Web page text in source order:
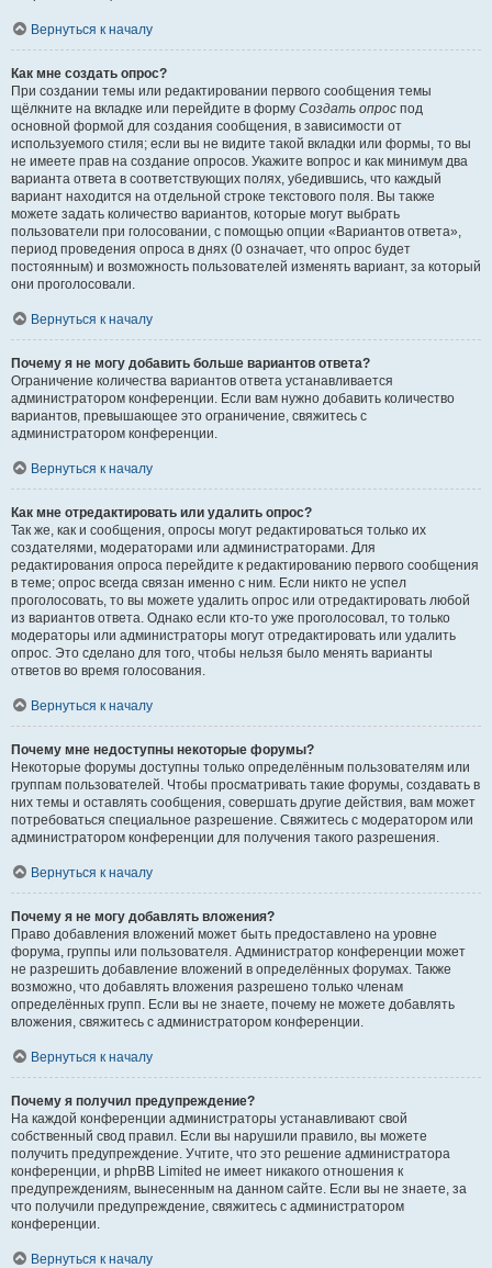
Вернуться к началу
Как мне создать опрос?
При создании темы или редактировании первого сообщения темы
щёлкните на вкладке или перейдите в форму Создать опрос под
основной формой для создания сообщения, в зависимости от
используемого стиля; если вы не видите такой вкладки или формы, то вы
не имеете прав на создание опросов. Укажите вопрос и как минимум два
варианта ответа в соответствующих полях, убедившись, что каждый
вариант находится на отдельной строке текстового поля. Вы также
можете задать количество вариантов, которые могут выбрать
пользователи при голосовании, с помощью опции «Вариантов ответа»,
период проведения опроса в днях (0 означает, что опрос будет
постоянным) и возможность пользователей изменять вариант, за который
они проголосовали.
Вернуться к началу
Почему я не могу добавить больше вариантов ответа?
Ограничение количества вариантов ответа устанавливается
администратором конференции. Если вам нужно добавить количество
вариантов, превышающее это ограничение, свяжитесь с
администратором конференции.
Вернуться к началу
Как мне отредактировать или удалить опрос?
Так же, как и сообщения, опросы могут редактироваться только их
создателями, модераторами или администраторами. Для
редактирования опроса перейдите к редактированию первого сообщения
в теме; опрос всегда связан именно с ним. Если никто не успел
проголосовать, то вы можете удалить опрос или отредактировать любой
из вариантов ответа. Однако если кто-то уже проголосовал, то только
модераторы или администраторы могут отредактировать или удалить
опрос. Это сделано для того, чтобы нельзя было менять варианты
ответов во время голосования.
Вернуться к началу
Почему мне недоступны некоторые форумы?
Некоторые форумы доступны только определённым пользователям или
группам пользователей. Чтобы просматривать такие форумы, создавать в
них темы и оставлять сообщения, совершать другие действия, вам может
потребоваться специальное разрешение. Свяжитесь с модератором или
администратором конференции для получения такого разрешения.
Вернуться к началу
Почему я не могу добавлять вложения?
Право добавления вложений может быть предоставлено на уровне
форума, группы или пользователя. Администратор конференции может
не разрешить добавление вложений в определённых форумах. Также
возможно, что добавлять вложения разрешено только членам
определённых групп. Если вы не знаете, почему не можете добавлять
вложения, свяжитесь с администратором конференции.
Вернуться к началу
Почему я получил предупреждение?
На каждой конференции администраторы устанавливают свой
собственный свод правил. Если вы нарушили правило, вы можете
получить предупреждение. Учтите, что это решение администратора
конференции, и phpBB Limited не имеет никакого отношения к
предупреждениям, вынесенным на данном сайте. Если вы не знаете, за
что получили предупреждение, свяжитесь с администратором
конференции.
Вернуться к началу